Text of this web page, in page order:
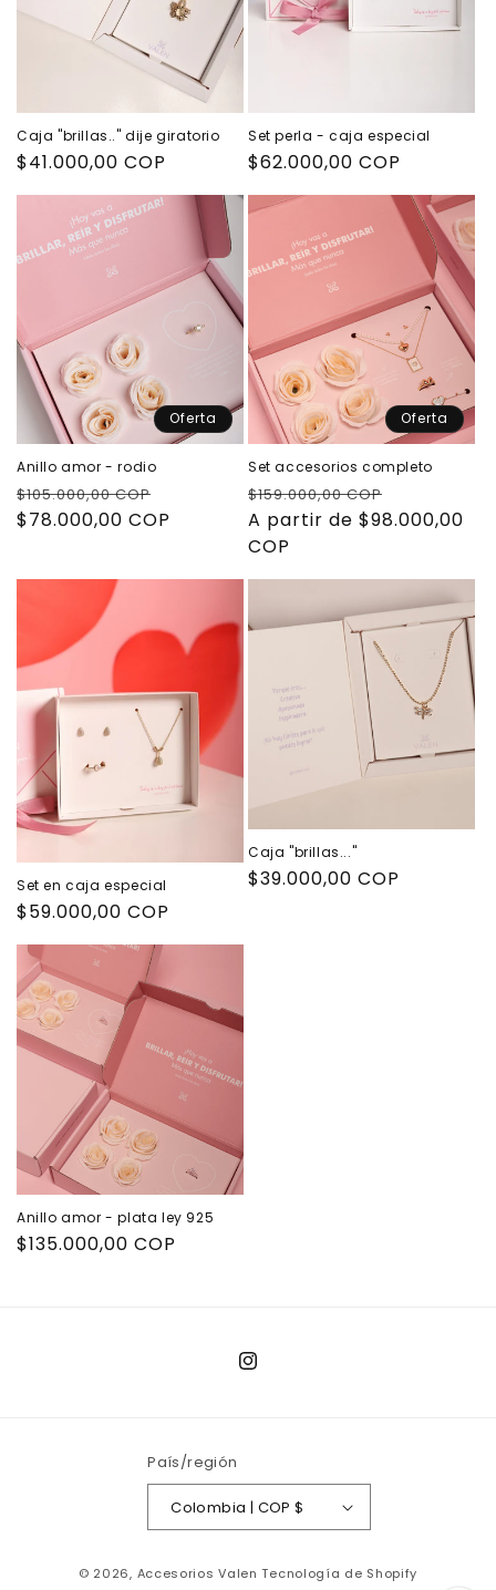
Caja "brillas.." dije giratorio
Precio
$41.000,00 COP
Set perla - caja especial
Precio
habitual
$62.000,00 COP
Oferta
Anillo amor - rodio
Precio
habitual
$105.000,00 COP
de
$78.000,00 COP
Oferta
Set accesorios completo
Precio
habitual
$159.000,00 COP
de
A partir de $98.000,00
COP
Set en caja especial
Precio
habitual
$59.000,00 COP
Caja "brillas..."
Precio
$39.000,00 COP
Anillo amor - plata ley 925
Precio
$135.000,00 COP
Instagram
País/región
Colombia | COP $
© 2026, Accesorios Valen Tecnología de Shopify